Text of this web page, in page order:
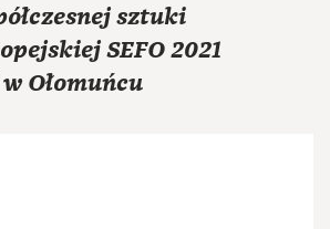
sztuki
SEFO 2021
Ołomuńcu